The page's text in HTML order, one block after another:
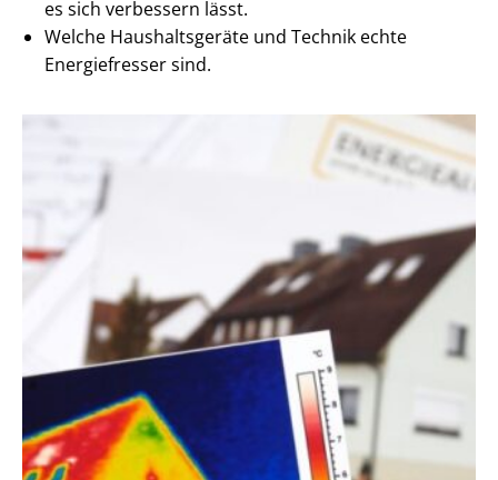
es sich verbessern lässt.
Welche Haushaltsgeräte und Technik echte
Energiefresser sind.